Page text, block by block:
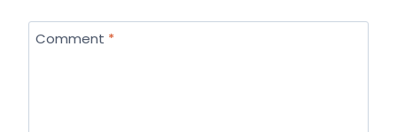
Comment *